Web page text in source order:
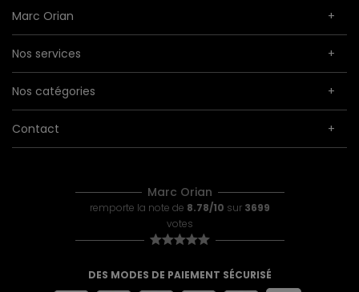
Marc Orian
Nos services
Nos catégories
Contact
Marc Orian
remporte la note de 8.78/10 sur 3699
votes
DES MODES DE PAIEMENT SÉCURISÉ